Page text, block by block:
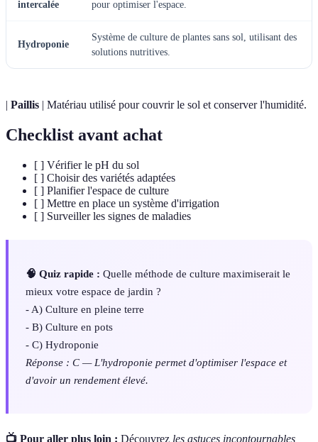
intercalée
pour optimiser l'espace.
Hydroponie
Système de culture de plantes sans sol, utilisant des
solutions nutritives.
| Paillis | Matériau utilisé pour couvrir le sol et conserver l'humidité.
Checklist avant achat
[ ] Vérifier le pH du sol
[ ] Choisir des variétés adaptées
[ ] Planifier l'espace de culture
[ ] Mettre en place un système d'irrigation
[ ] Surveiller les signes de maladies
🧠 Quiz rapide : Quelle méthode de culture maximiserait le
mieux votre espace de jardin ?
- A) Culture en pleine terre
- B) Culture en pots
- C) Hydroponie
Réponse : C — L'hydroponie permet d'optimiser l'espace et
d'avoir un rendement élevé.
📺 Pour aller plus loin : Découvrez les astuces incontournables